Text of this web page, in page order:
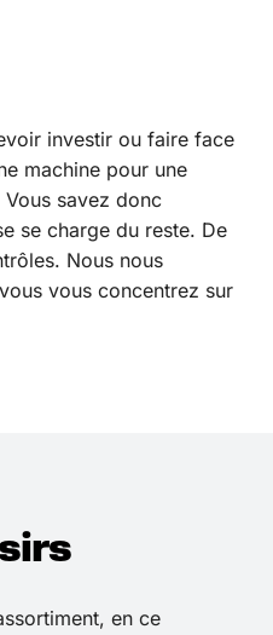
investir ou faire face
machine pour une
Vous savez donc
se charge du reste. De
Nous nous
vous concentrez sur
en ce